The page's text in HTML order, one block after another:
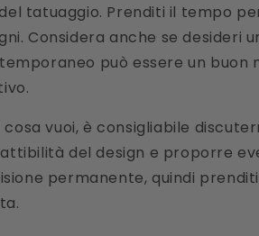
tatuaggio. Prenditi il tempo
Considera anche se desideri
può essere un buon
cosa vuoi, è consigliabile
del design e proporre
permanente, quindi